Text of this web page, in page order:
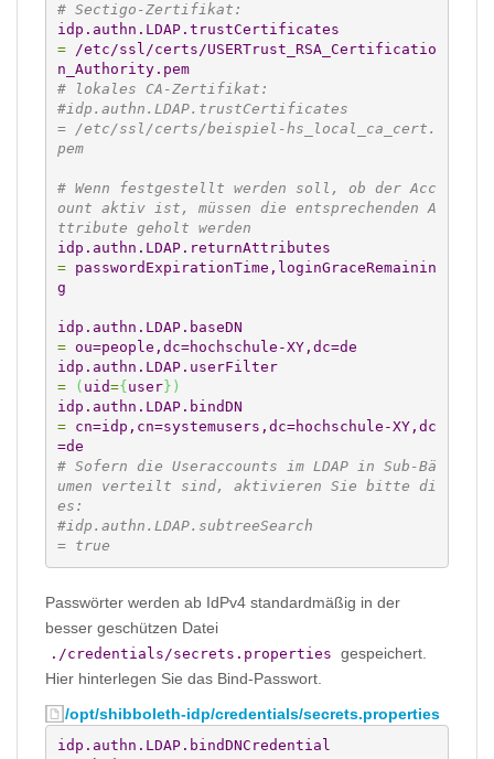
# Sectigo-Zertifikat:
idp.authn.LDAP.trustCertificates
= /etc/ssl/certs/USERTrust_RSA_Certificatio
n_Authority.pem
# lokales CA-Zertifikat:
#idp.authn.LDAP.trustCertificates
= /etc/ssl/certs/beispiel-hs_local_ca_cert.
pem
# Wenn festgestellt werden soll, ob der Acc
ount aktiv ist, müssen die entsprechenden A
ttribute geholt werden
idp.authn.LDAP.returnAttributes
= passwordExpirationTime,loginGraceRemainin
g
idp.authn.LDAP.baseDN
= ou=people,dc=hochschule-XY,dc=de
idp.authn.LDAP.userFilter
=
( uid={ user} )
idp.authn.LDAP.bindDN
= cn=idp,cn=systemusers,dc=hochschule-XY,dc
=de
# Sofern die Useraccounts im LDAP in Sub-Bä
umen verteilt sind, aktivieren Sie bitte di
es:
#idp.authn.LDAP.subtreeSearch
= true
Passwörter werden ab IdPv4 standardmäßig in der
besser geschützen Datei
./credentials/secrets.properties gespeichert.
Hier hinterlegen Sie das Bind-Passwort.
/opt/shibboleth-idp/credentials/secrets.properties
idp.authn.LDAP.bindDNCredential